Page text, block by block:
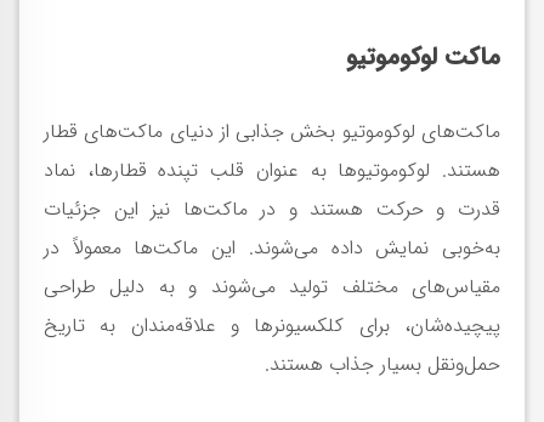
ماکت لوکوموتیو
ماکت‌های لوکوموتیو بخش جذابی از دنیای ماکت‌های قطار
هستند. لوکوموتیوها به عنوان قلب تپنده قطارها، نماد
قدرت و حرکت هستند و در ماکت‌ها نیز این جزئیات
به‌خوبی نمایش داده می‌شوند. این ماکت‌ها معمولاً در
مقیاس‌های مختلف تولید می‌شوند و به دلیل طراحی
پیچیده‌شان، برای کلکسیونرها و علاقه‌مندان به تاریخ
حمل‌ونقل بسیار جذاب هستند.